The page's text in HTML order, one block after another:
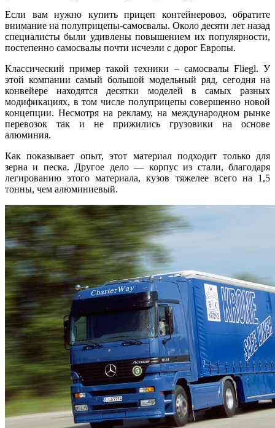
Если вам нужно купить прицеп контейнеровоз, обратите
внимание на полуприцепы-самосвалы. Около десяти лет назад
специалисты были удивлены повышением их популярности,
постепенно самосвалы почти исчезли с дорог Европы.
Классический пример такой техники – самосвалы Fliegl. У
этой компании самый большой модельный ряд, сегодня на
конвейере находятся десятки моделей в самых разных
модификациях, в том числе полуприцепы совершенно новой
концепции. Несмотря на рекламу, на международном рынке
перевозок так и не прижились грузовики на основе
алюминия.
Как показывает опыт, этот материал подходит только для
зерна и песка. Другое дело — корпус из стали, благодаря
легированию этого материала, кузов тяжелее всего на 1,5
тонны, чем алюминиевый.